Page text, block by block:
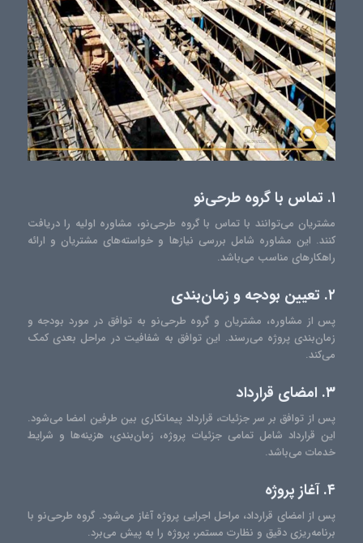
۱. تماس با گروه طرحی‌نو
مشتریان می‌توانند با تماس با گروه طرحی‌نو، مشاوره اولیه را دریافت
کنند. این مشاوره شامل بررسی نیازها و خواسته‌های مشتریان و ارائه
راهکارهای مناسب می‌باشد.
۲. تعیین بودجه و زمان‌بندی
پس از مشاوره، مشتریان و گروه طرحی‌نو به توافق در مورد بودجه و
زمان‌بندی پروژه می‌رسند. این توافق به شفافیت در مراحل بعدی کمک
می‌کند.
۳. امضای قرارداد
پس از توافق بر سر جزئیات، قرارداد پیمانکاری بین طرفین امضا می‌شود.
این قرارداد شامل تمامی جزئیات پروژه، زمان‌بندی، هزینه‌ها و شرایط
خدمات می‌باشد.
۴. آغاز پروژه
پس از امضای قرارداد، مراحل اجرایی پروژه آغاز می‌شود. گروه طرحی‌نو با
برنامه‌ریزی دقیق و نظارت مستمر، پروژه را به پیش می‌برد.